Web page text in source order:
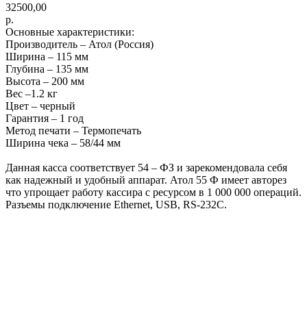
32500,00
р.
Основные характеристики:
Производитель – Атол (Россия)
Ширина – 115 мм
Глубина – 135 мм
Высота – 200 мм
Вес –1.2 кг
Цвет – черный
Гарантия – 1 год
Метод печати – Термопечать
Ширина чека – 58/44 мм
Данная касса соответствует 54 – ФЗ и зарекомендовала себя
как надежный и удобный аппарат. Атол 55 Ф имеет авторез
что упрощает работу кассира с ресурсом в 1 000 000 операций.
Разъемы подключение Ethernet, USB, RS-232C.